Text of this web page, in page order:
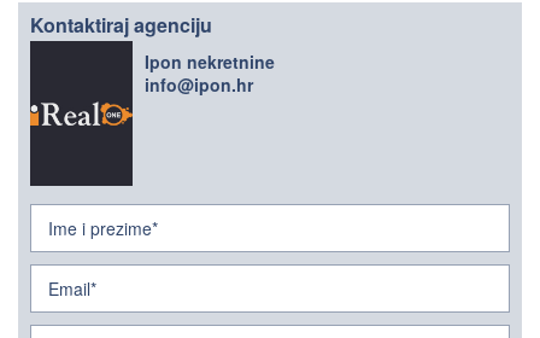
Kontaktiraj agenciju
Ipon nekretnine
info@ipon.hr